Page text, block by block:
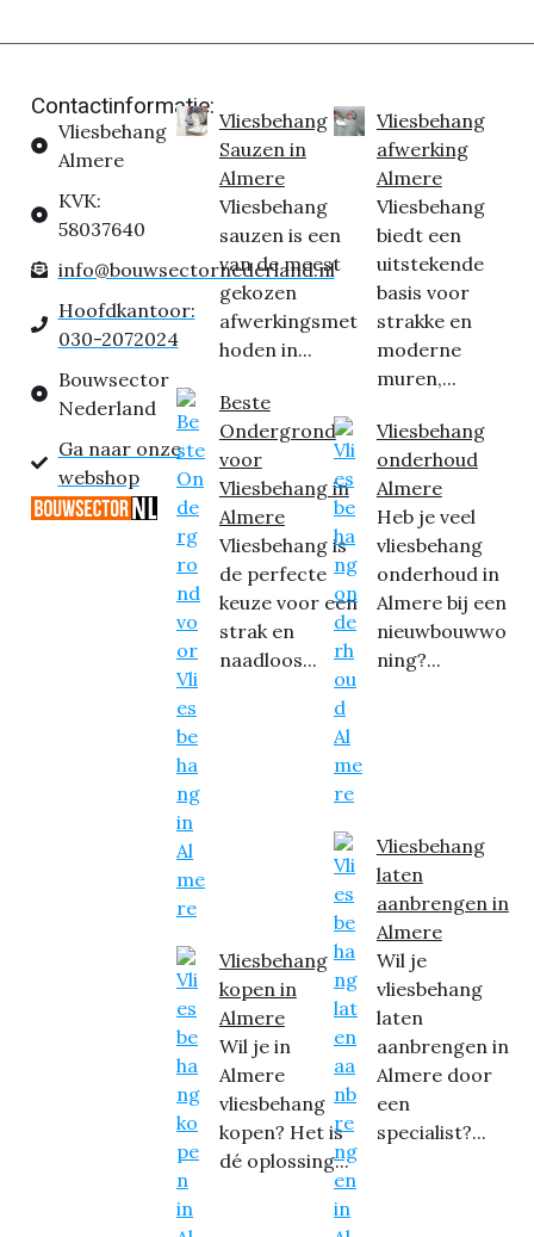
Contactinformatie:
Vliesbehang
Almere
KVK:
58037640
info@bouwsectornederland.nl
Hoofdkantoor:
030-2072024
Bouwsector
Nederland
Ga naar onze
webshop
Vliesbehang
Sauzen in
Almere
Vliesbehang
sauzen is een
van de meest
gekozen
afwerkingsmet
hoden in...
Beste
Ondergrond
voor
Vliesbehang in
Almere
Vliesbehang is
de perfecte
keuze voor een
strak en
naadloos...
Vliesbehang
kopen in
Almere
Wil je in
Almere
vliesbehang
kopen? Het is
dé oplossing...
Vliesbehang
afwerking
Almere
Vliesbehang
biedt een
uitstekende
basis voor
strakke en
moderne
muren,...
Vliesbehang
onderhoud
Almere
Heb je veel
vliesbehang
onderhoud in
Almere bij een
nieuwbouwwo
ning?...
Vliesbehang
laten
aanbrengen in
Almere
Wil je
vliesbehang
laten
aanbrengen in
Almere door
een
specialist?...